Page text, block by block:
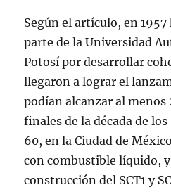
Según el artículo, en
parte de la Universidad
Potosí por desarrollar
llegaron a lograr el
podían alcanzar al menos
finales de la década de
60, en la Ciudad de
con combustible líquido,
construcción del SCT1 y